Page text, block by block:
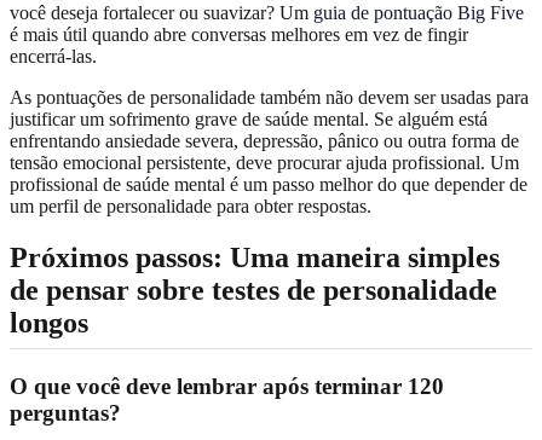
você deseja fortalecer ou suavizar? Um guia de pontuação Big Five
é mais útil quando abre conversas melhores em vez de fingir
encerrá-las.
As pontuações de personalidade também não devem ser usadas para
justificar um sofrimento grave de saúde mental. Se alguém está
enfrentando ansiedade severa, depressão, pânico ou outra forma de
tensão emocional persistente, deve procurar ajuda profissional. Um
profissional de saúde mental é um passo melhor do que depender de
um perfil de personalidade para obter respostas.
Próximos passos: Uma maneira simples
de pensar sobre testes de personalidade
longos
O que você deve lembrar após terminar 120
perguntas?